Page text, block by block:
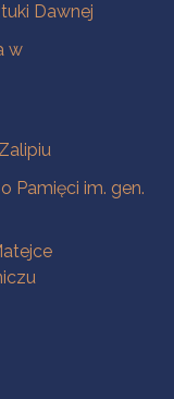
Dawnej
w
Pamięci im. gen.